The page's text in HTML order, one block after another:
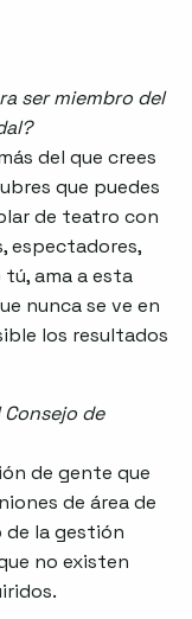
ser miembro del
del que crees
que puedes
de teatro con
espectadores,
ama a esta
nunca se ve en
los resultados
de
de gente que
de área de
de la gestión
no existen